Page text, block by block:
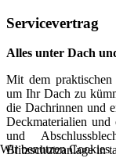
Servicevertrag
Alles unter Dach
Mit dem praktischen
um Ihr Dach zu
die Dachrinnen und
Deckmaterialien
und
Blitzschutzanlage in
Wir benutzen Cookies